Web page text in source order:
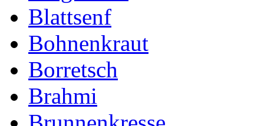
Blattsenf
Bohnenkraut
Borretsch
Brahmi